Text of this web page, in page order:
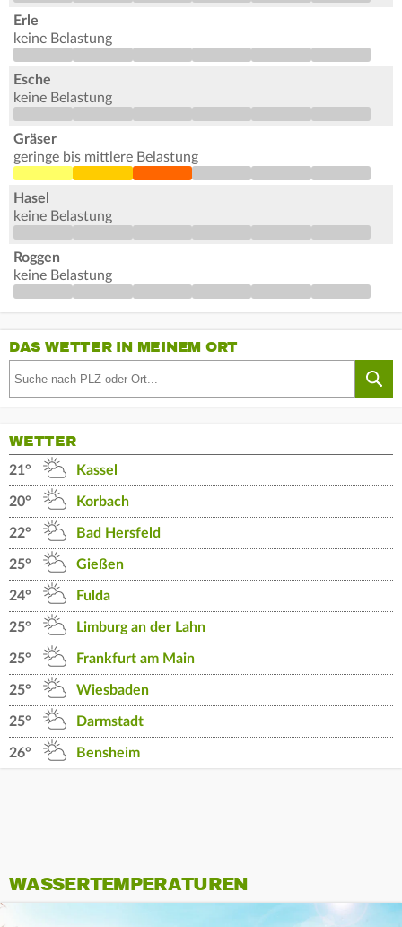
Erle
keine Belastung
Esche
keine Belastung
Gräser
geringe bis mittlere Belastung
Hasel
keine Belastung
Roggen
keine Belastung
DAS WETTER IN MEINEM ORT
WETTER
21° Kassel
20° Korbach
22° Bad Hersfeld
25° Gießen
24° Fulda
25° Limburg an der Lahn
25° Frankfurt am Main
25° Wiesbaden
25° Darmstadt
26° Bensheim
WASSERTEMPERATUREN